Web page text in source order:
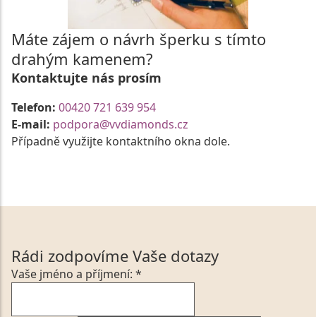
Máte zájem o návrh šperku s tímto
drahým kamenem?
Kontaktujte nás prosím
Telefon: 00420 721 639 954
E-mail: podpora@vvdiamonds.cz
Případně využijte kontaktního okna dole.
Rádi zodpovíme Vaše dotazy
Vaše jméno a příjmení: *